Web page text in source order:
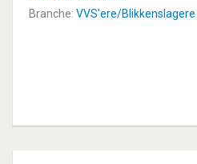
Branche: VVS'ere/Blikkenslagere